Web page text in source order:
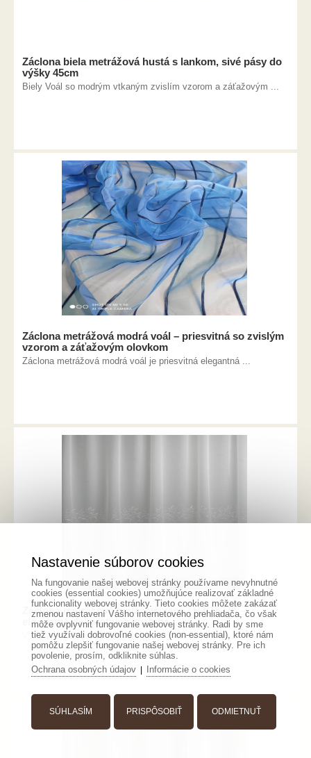
Záclona biela metrážová hustá s lankom, sivé pásy do
výšky 45cm
Biely Voál so modrým vtkaným zvislím vzorom a záťažovým ...
Záclona metrážová modrá voál – priesvitná so zvislým
vzorom a záťažovým olovkom
Záclona metrážová modrá voál je priesvitná elegantná ...
Záclona metrážová biela vyšívaná „H2/1827“ –
elegantná dekoratívna záclona
V dolnej časti dva rady výšiviek aj v 280cm. Výšku ...
Nastavenie súborov cookies
Na fungovanie našej webovej stránky používame nevyhnutné
cookies (essential cookies) umožňujúce realizovať základné
funkcionality webovej stránky. Tieto cookies môžete zakázať
zmenou nastavení Vášho internetového prehliadača, čo však
môže ovplyvniť fungovanie webovej stránky. Radi by sme
tiež využívali dobrovoľné cookies (non-essential), ktoré nám
pomôžu zlepšiť fungovanie našej webovej stránky. Pre ich
povolenie, prosím, odkliknite súhlas.
Ochrana osobných údajov| Informácie o cookies
SÚHLASÍM PRISPÔSOBIŤ ODMIETNUŤ